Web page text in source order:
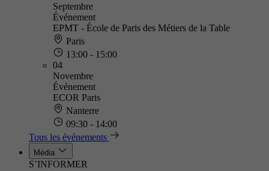
Septembre
Événement
EPMT - École de Paris des Métiers de la Table
Paris
13:00 - 15:00
04
Novembre
Événement
ECOR Paris
Nanterre
09:30 - 14:00
Tous les événements
Média
S’INFORMER